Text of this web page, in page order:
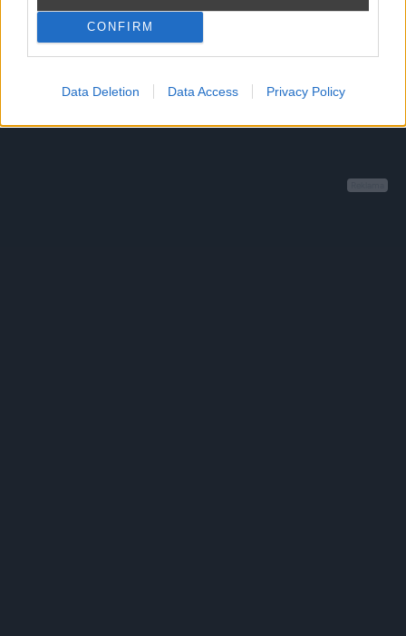
CONFIRM
Data Deletion Data Access Privacy Policy